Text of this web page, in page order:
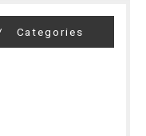
Categories